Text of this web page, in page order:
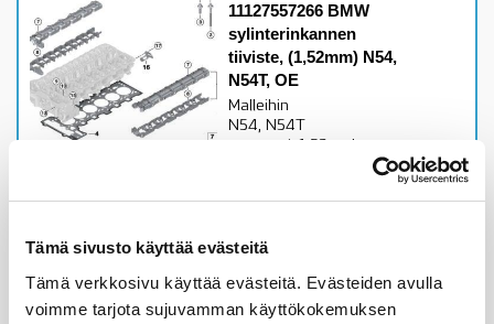
Tämä sivusto käyttää evästeitä
Tämä verkkosivu käyttää evästeitä. Evästeiden avulla
voimme tarjota sujuvamman käyttökokemuksen
11127557266 BMW
sylinterinkannen
tiiviste, (1,52mm) N54,
N54T, OE
Malleihin
N54, N54T
sopivuus lisätiedoista
Alkuperäinen BMW osa
Lisää ostoskoriin